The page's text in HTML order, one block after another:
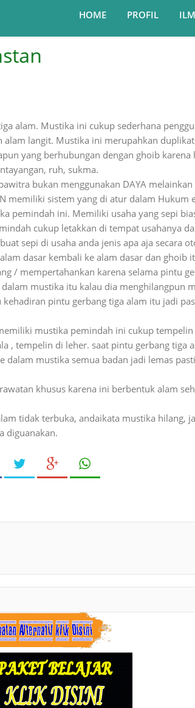
HOME PROFIL
alam. Mustika ini cukup sederhana
langit. Mustika ini merupahkan
yang berhubungan dengan ghoib
ruh, sukma.
bukan menggunakan DAYA
memiliki sistem yang di atur dalam Hukum
pemindah ini. Memiliki usaha yang sepi
cukup letakkan di tempat usahanya
sepi di usaha anda jenis apa aja secara
dasar kembali ke alam dasar dan ghoib
/ mempertahankan karena selama pintu
mustika itu kalau dia menghilangpun
pintu gerbang tiga alam itu jadi
mustika pemindah ini cukup
, tempelin di leher. saat pintu gerbang tiga
dalam mustika semua badan jadi lemas
khusus karena ini berbentuk alam
tidak terbuka, andaikata mustika hilang,
diguanakan.